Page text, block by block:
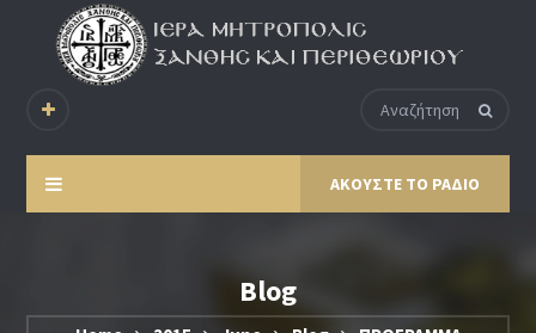
ΑΚΟΥΣΤΕ ΤΟ ΡΑΔΙΟ
Blog